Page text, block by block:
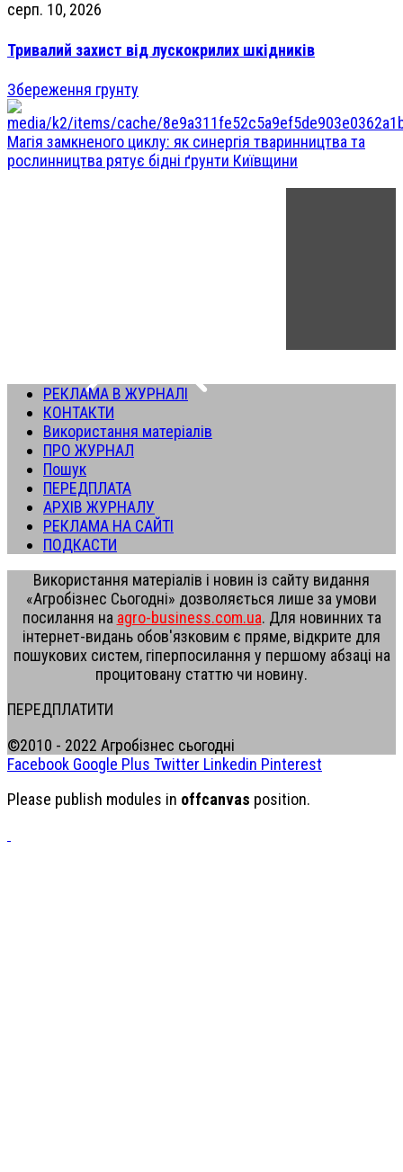
серп. 10, 2026
Тривалий захист від лускокрилих шкідників
Збереження грунту
Магія замкненого циклу: як синергія тваринництва та
рослинництва рятує бідні ґрунти Київщини
РЕКЛАМА В ЖУРНАЛІ
КОНТАКТИ
Використання матеріалів
ПРО ЖУРНАЛ
Пошук
ПЕРЕДПЛАТА
АРХІВ ЖУРНАЛУ
РЕКЛАМА НА САЙТІ
ПОДКАСТИ
Використання матеріалів і новин із сайту видання
«Агробізнес Сьогодні» дозволяється лише за умови
посилання на agro-business.com.ua. Для новинних та
інтернет-видань обов'язковим є пряме, відкрите для
пошукових систем, гіперпосилання у першому абзаці на
процитовану статтю чи новину.
ПЕРЕДПЛАТИТИ
©2010 - 2022 Агробізнес сьогодні
Facebook Google Plus Twitter Linkedin Pinterest
Please publish modules in offcanvas position.